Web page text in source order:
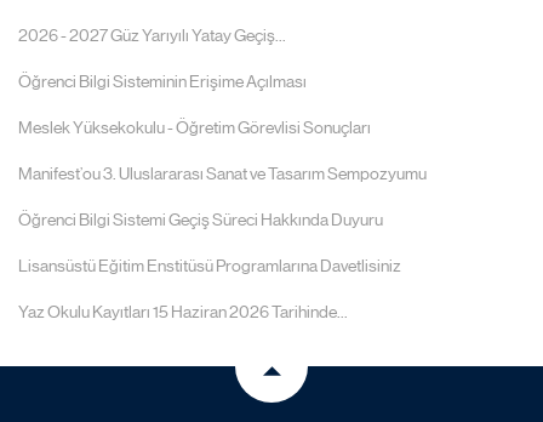
2026 - 2027 Güz Yarıyılı Yatay Geçiş...
Öğrenci Bilgi Sisteminin Erişime Açılması
Meslek Yüksekokulu - Öğretim Görevlisi Sonuçları
Manifest’ou 3. Uluslararası Sanat ve Tasarım Sempozyumu
Öğrenci Bilgi Sistemi Geçiş Süreci Hakkında Duyuru
Lisansüstü Eğitim Enstitüsü Programlarına Davetlisiniz
Yaz Okulu Kayıtları 15 Haziran 2026 Tarihinde...